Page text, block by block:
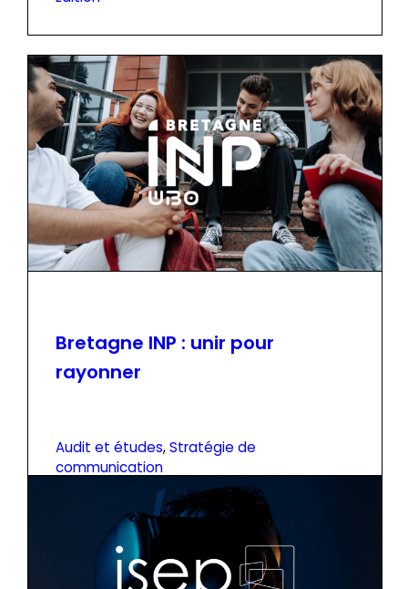
Bretagne INP : unir pour
rayonner
Audit et études, Stratégie de
communication